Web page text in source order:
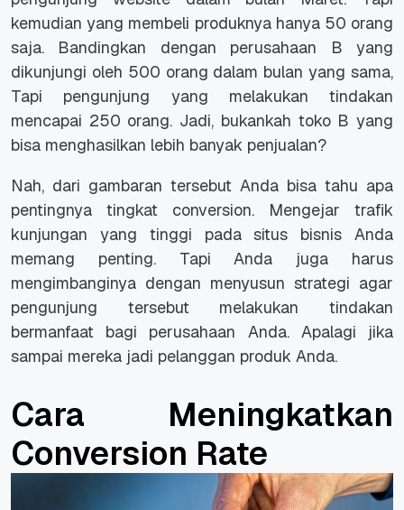
kemudian yang membeli produknya hanya 50 orang
saja. Bandingkan dengan perusahaan B yang
dikunjungi oleh 500 orang dalam bulan yang sama,
Tapi pengunjung yang melakukan tindakan
mencapai 250 orang. Jadi, bukankah toko B yang
bisa menghasilkan lebih banyak penjualan?
Nah, dari gambaran tersebut Anda bisa tahu apa
pentingnya tingkat conversion. Mengejar trafik
kunjungan yang tinggi pada situs bisnis Anda
memang penting. Tapi Anda juga harus
mengimbanginya dengan menyusun strategi agar
pengunjung tersebut melakukan tindakan
bermanfaat bagi perusahaan Anda. Apalagi jika
sampai mereka jadi pelanggan produk Anda.
Cara Meningkatkan
Conversion Rate